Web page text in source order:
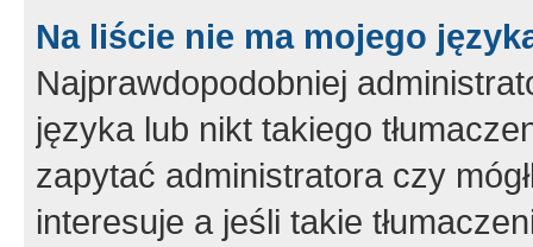
Na liście nie ma mojego
Najprawdopodobniej
języka lub nikt takiego
zapytać administratora czy
interesuje a jeśli takie